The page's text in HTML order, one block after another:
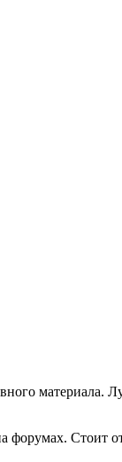
материала.
Стоит